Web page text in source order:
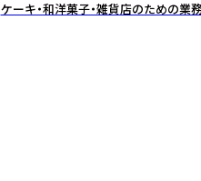
ケーキ・和洋菓子・雑貨店のための業